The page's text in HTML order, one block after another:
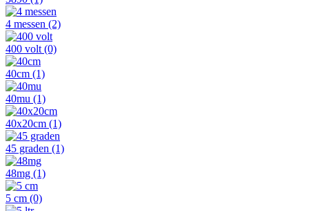
4 messen (2)
400 volt (0)
40cm (1)
40mu (1)
40x20cm (1)
45 graden (1)
48mg (1)
5 cm (0)